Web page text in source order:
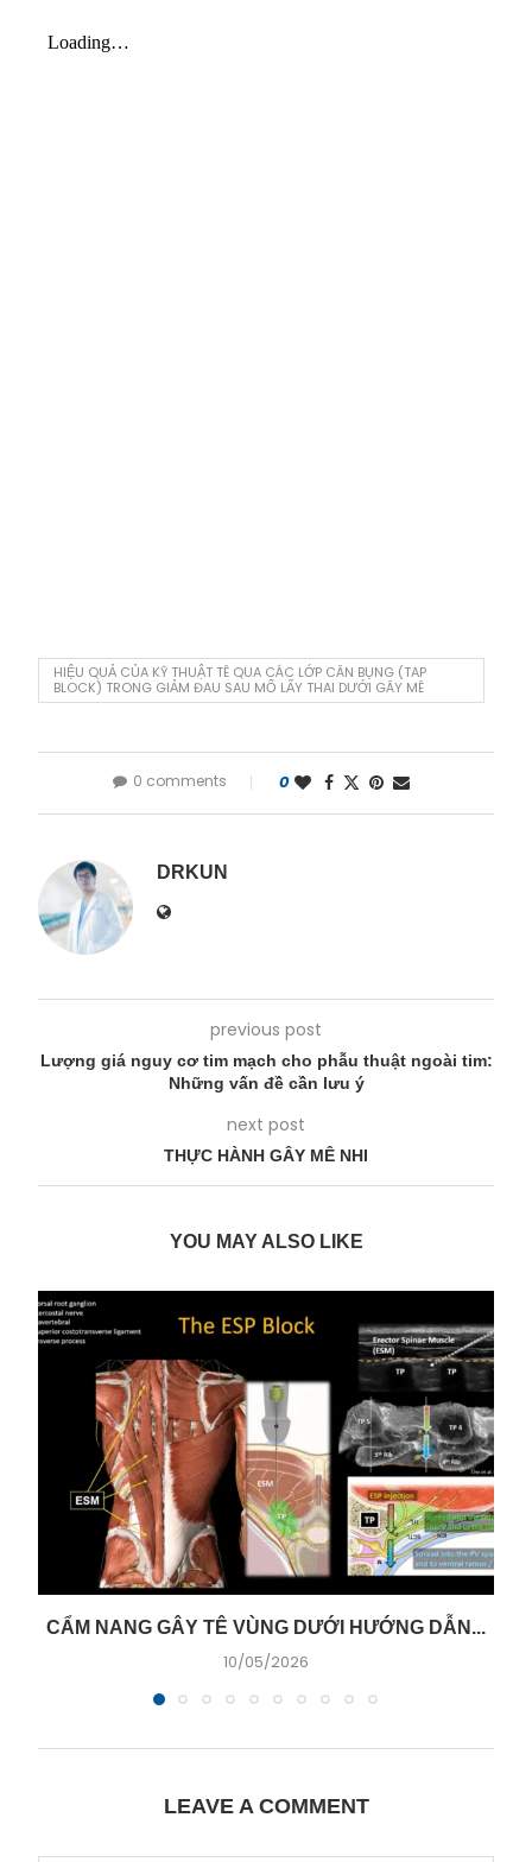
HIỆU QUẢ CỦA KỸ THUẬT TÊ QUA CÁC LỚP CÂN BỤNG (TAP
BLOCK) TRONG GIẢM ĐAU SAU MỔ LẤY THAI DƯỚI GÂY MÊ
0 comments 0
DRKUN
previous post
Lượng giá nguy cơ tim mạch cho phẫu thuật ngoài tim:
Những vấn đề cần lưu ý
next post
THỰC HÀNH GÂY MÊ NHI
YOU MAY ALSO LIKE
CẨM NANG GÂY TÊ VÙNG DƯỚI HƯỚNG DẪN...
10/05/2026
LEAVE A COMMENT